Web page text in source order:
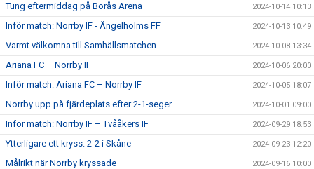
Tung eftermiddag på Borås Arena 2024-10-14 10:13
Inför match: Norrby IF - Ängelholms FF 2024-10-13 10:49
Varmt välkomna till Samhällsmatchen 2024-10-08 13:34
Ariana FC – Norrby IF 2024-10-06 20:00
Inför match: Ariana FC – Norrby IF 2024-10-05 18:07
Norrby upp på fjärdeplats efter 2-1-seger 2024-10-01 09:00
Inför match: Norrby IF – Tvååkers IF 2024-09-29 18:53
Ytterligare ett kryss: 2-2 i Skåne 2024-09-23 12:20
Målrikt när Norrby kryssade 2024-09-16 10:00